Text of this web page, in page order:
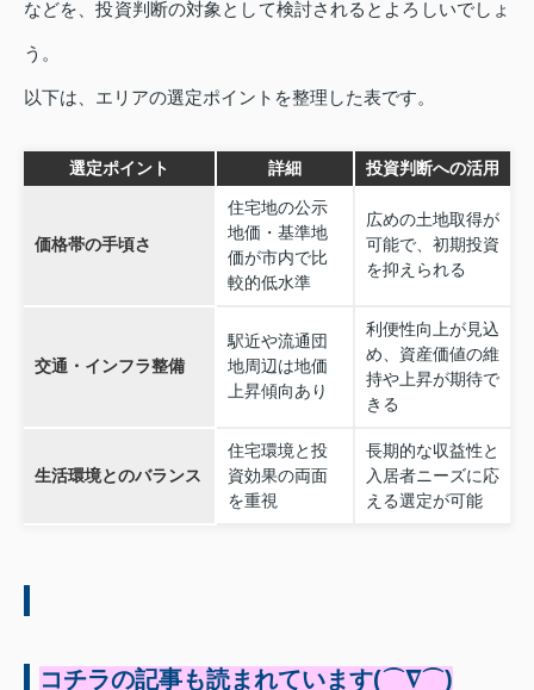
などを、投資判断の対象として検討されるとよろしいでしょ
う。
以下は、エリアの選定ポイントを整理した表です。
選定ポイント 詳細 投資判断への活用
価格帯の手頃さ
住宅地の公示
地価・基準地
価が市内で比
較的低水準
広めの土地取得が
可能で、初期投資
を抑えられる
交通・インフラ整備
駅近や流通団
地周辺は地価
上昇傾向あり
利便性向上が見込
め、資産価値の維
持や上昇が期待で
きる
生活環境とのバランス
住宅環境と投
資効果の両面
を重視
長期的な収益性と
入居者ニーズに応
える選定が可能
コチラの記事も読まれています(⌒∇⌒)